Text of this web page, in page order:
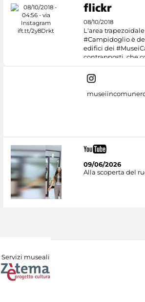
08/10/2018
L'area
#Campidoglio è
edifici dei
contrapposti, che
09/06/2026
Alla scoperta del
Servizi museali